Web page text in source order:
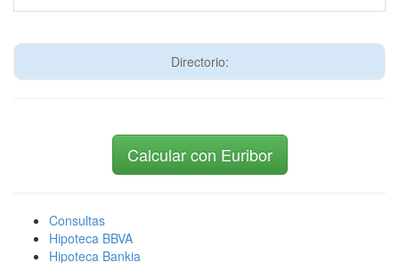
Directorio:
Calcular con Euribor
Consultas
Hipoteca BBVA
Hipoteca Bankia